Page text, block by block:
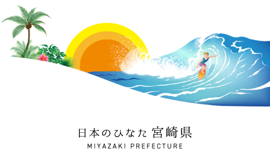
日本のひなた 宮崎県
MIYAZAKI PREFECTURE